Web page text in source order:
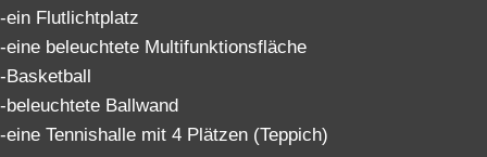
-ein Flutlichtplatz
-eine beleuchtete Multifunktionsfläche
-Basketball
-beleuchtete Ballwand
-eine Tennishalle mit 4 Plätzen (Teppich)